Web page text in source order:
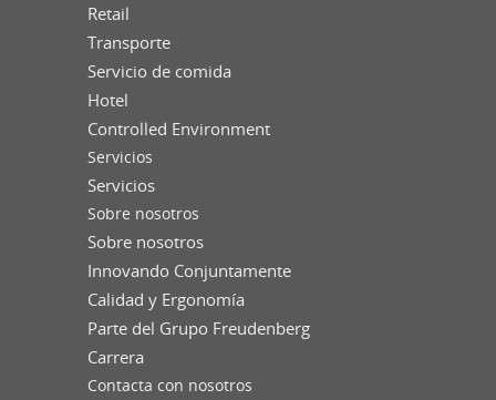
Retail
Transporte
Servicio de comida
Hotel
Controlled Environment
Servicios
Servicios
Sobre nosotros
Sobre nosotros
Innovando Conjuntamente
Calidad y Ergonomía
Parte del Grupo Freudenberg
Carrera
Contacta con nosotros